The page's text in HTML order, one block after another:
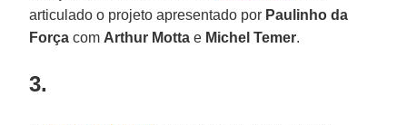
articulado o projeto apresentado por Paulinho da
Força com Arthur Motta e Michel Temer.
3.